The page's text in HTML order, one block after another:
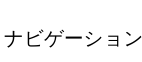
ナビゲーション